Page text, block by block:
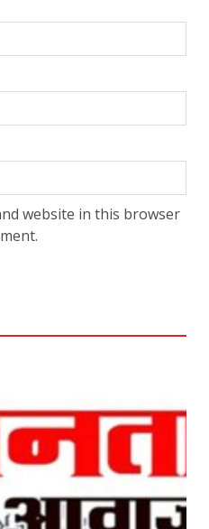
website in this browser